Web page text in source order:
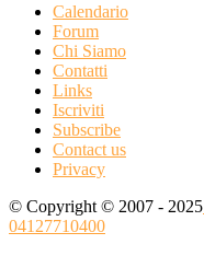
Calendario
Forum
Chi Siamo
Contatti
Links
Iscriviti
Subscribe
Contact us
Privacy
© Copyright © 2007 - 2025
04127710400